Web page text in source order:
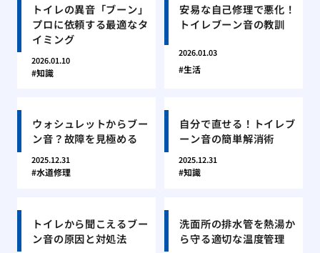
トイレの異音「ブーン」
プロに依頼する最適なタ
イミング
2026.01.10
知識
安易な自己修理で悪化！
トイレブーン音の教訓
2026.01.03
生活
ウォシュレットからブー
ン音？故障を見極める
2025.12.31
水道修理
自分で直せる！トイレブ
ーン音の簡単解消術
2025.12.31
知識
トイレから聞こえるブー
ン音の原因と対処法
洗面所の排水管を熱湯か
ら守る適切な温度管理